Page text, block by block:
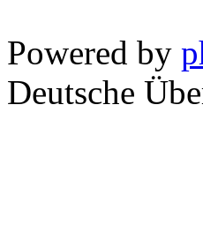
Powered by
Deutsche